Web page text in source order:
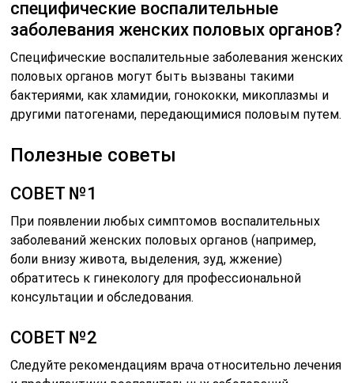
СОВЕТ №3
Избегайте самолечения и использования
традиционных методов без консультации с врачом,
так как это может усугубить состояние и привести к